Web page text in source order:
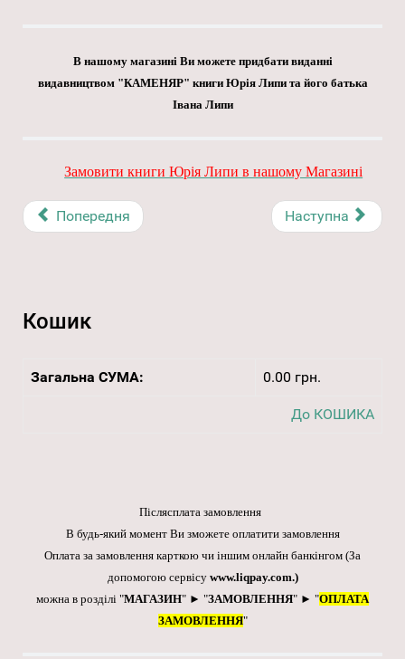
В нашому магазині Ви можете придбати виданні
видавництвом "КАМЕНЯР" книги Юрія Липи та його батька
Івана Липи
Замовити книги Юрія Липи в нашому Магазині
Попередня Наступна
Кошик
Загальна СУМА: 0.00 грн.
До КОШИКА
Післясплата замовлення
В будь-який момент Ви зможете оплатити замовлення
Оплата за замовлення карткою чи іншим онлайн банкінгом (За
допомогою сервісу www.liqpay.com.)
можна в розділі "МАГАЗИН" ► "ЗАМОВЛЕННЯ" ► "ОПЛАТА
ЗАМОВЛЕННЯ"